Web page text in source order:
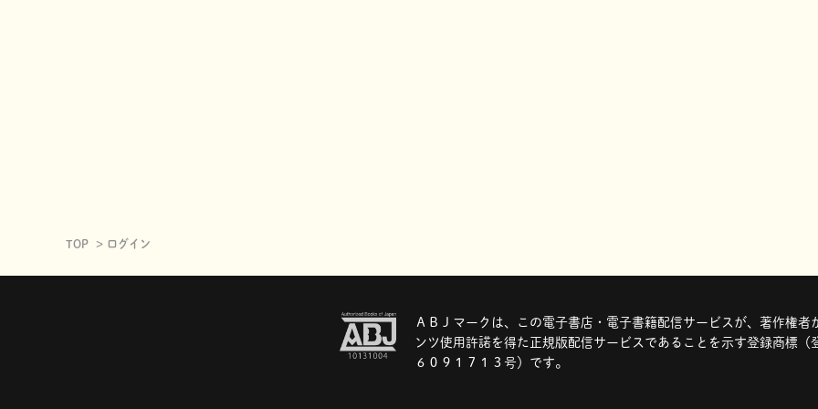
TOP ログイン
ＡＢＪマークは、この電子書店・電子書籍配信サービスが、著作権者
ンツ使用許諾を得た正規版配信サービスであることを示す登録商標（
６０９１７１３号）です。